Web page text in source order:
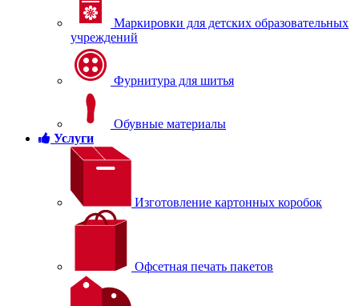
Маркировки для детских образовательных
учреждений
Фурнитура для шитья
Обувные материалы
Услуги
Изготовление картонных коробок
Офсетная печать пакетов